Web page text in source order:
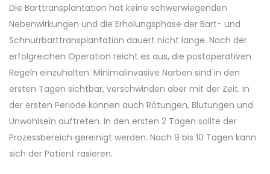
Die Barttransplantation hat keine schwerwiegenden
Nebenwirkungen und die Erholungsphase der Bart- und
Schnurrbarttransplantation dauert nicht lange. Nach der
erfolgreichen Operation reicht es aus, die postoperativen
Regeln einzuhalten. Minimalinvasive Narben sind in den
ersten Tagen sichtbar, verschwinden aber mit der Zeit. In
der ersten Periode können auch Rötungen, Blutungen und
Unwohlsein auftreten. In den ersten 2 Tagen sollte der
Prozessbereich gereinigt werden. Nach 9 bis 10 Tagen kann
sich der Patient rasieren.